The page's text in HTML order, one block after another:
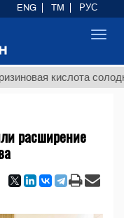
кислота солодкового
расширение
ENG TM РУС